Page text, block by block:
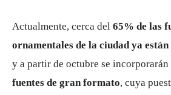
Actualmente, cerca del 65% de las
ornamentales de la ciudad ya
y a partir de octubre se incorporarán
fuentes de gran formato, cuya